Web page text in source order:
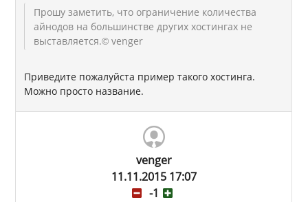
Прошу заметить, что ограничение количества
айнодов на большинстве других хостингах не
выставляется.© venger
Приведите пожалуйста пример такого хостинга.
Можно просто название.
venger
11.11.2015 17:07
-1